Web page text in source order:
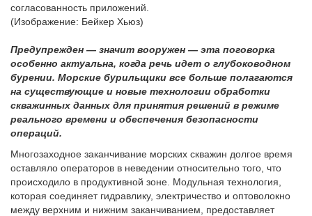
согласованность приложений.
(Изображение: Бейкер Хьюз)
Предупрежден — значит вооружен — эта поговорка
особенно актуальна, когда речь идет о глубоководном
бурении. Морские бурильщики все больше полагаются
на существующие и новые технологии обработки
скважинных данных для принятия решений в режиме
реального времени и обеспечения безопасности
операций.
Многозаходное заканчивание морских скважин долгое время
оставляло операторов в неведении относительно того, что
происходило в продуктивной зоне. Модульная технология,
которая соединяет гидравлику, электричество и оптоволокно
между верхним и нижним заканчиванием, предоставляет